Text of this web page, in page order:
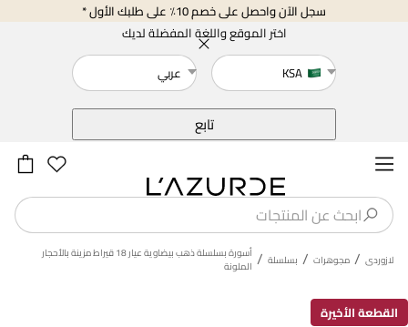
سجل الآن واحصل على خصم 10٪ على طلبك الأول *
اختر الموقع واللغة المفضلة لديك
KSA
عربي
تابع
لازوردى / مجوهرات / بسلسلة / أسورة بسلسلة ذهب بيضاوية عيار 18 قيراط مزينة بالأحجار
الملونة
القطعة الأخيرة